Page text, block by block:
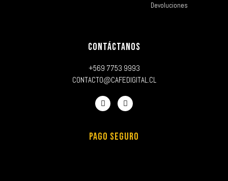
Devoluciones
CONTÁCTANOS
+569 7753 9993
CONTACTO@CAFEDIGITAL.CL
PAGO SEGURO